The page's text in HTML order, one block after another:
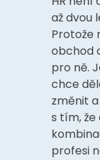
až dvou
Protože
obchod
pro ně.
chce
změnit
s tím,
profesi